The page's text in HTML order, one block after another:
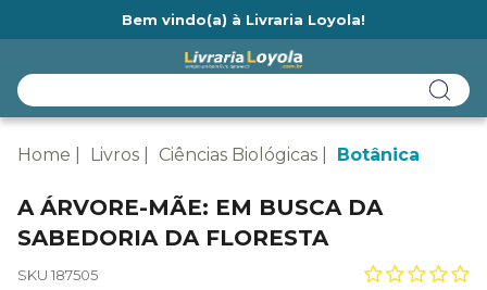
Bem vindo(a) à Livraria Loyola!
Home Livros Ciências Biológicas Botânica
A ÁRVORE-MÃE: EM BUSCA DA
SABEDORIA DA FLORESTA
SKU 187505